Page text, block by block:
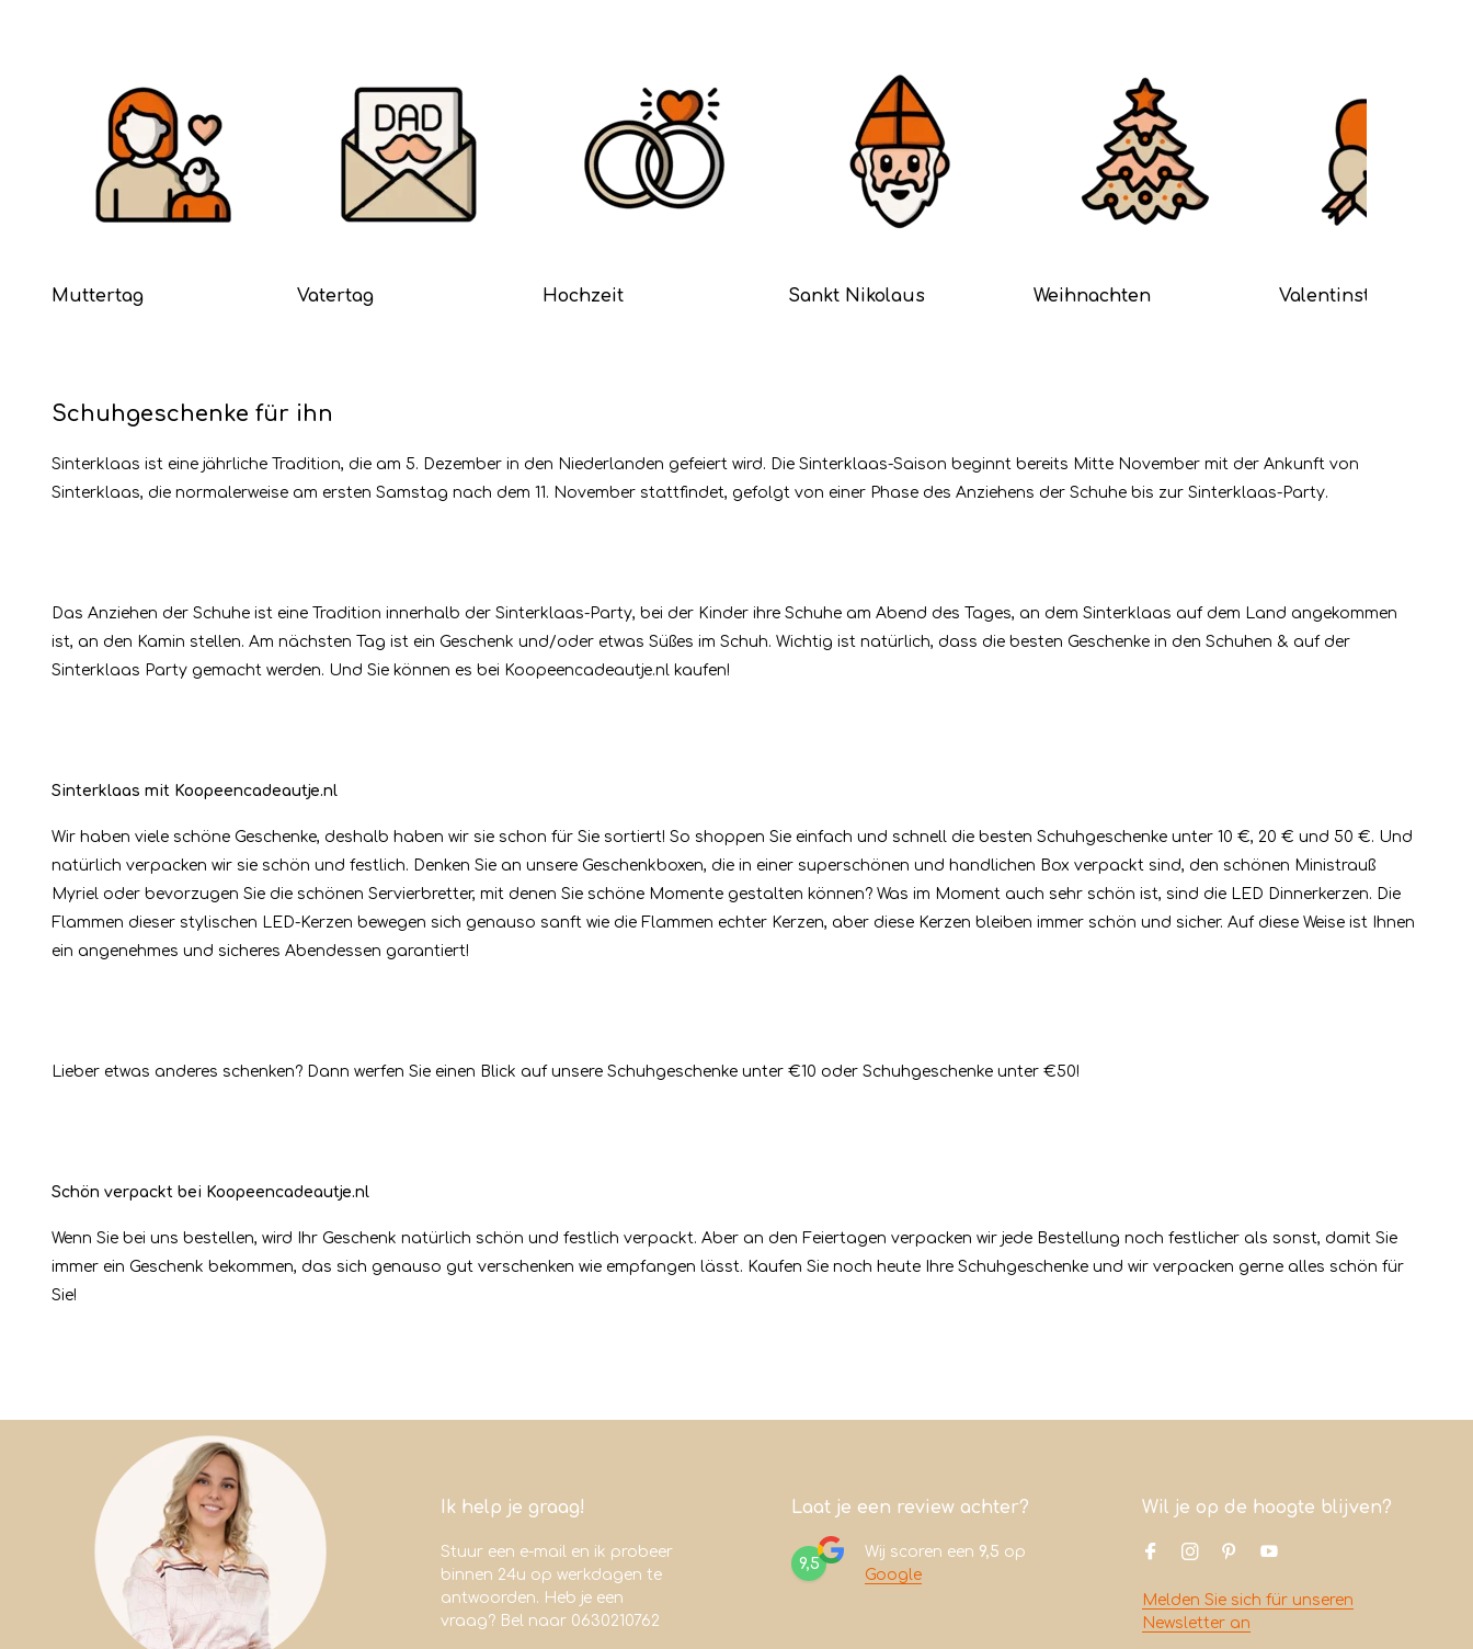
Muttertag Vatertag Hochzeit Sankt Nikolaus Weihnachten Valentinstag
Schuhgeschenke für ihn
Sinterklaas ist eine jährliche Tradition, die am 5. Dezember in den Niederlanden gefeiert wird. Die Sinterklaas-Saison beginnt bereits Mitte November mit der Ankunft von
Sinterklaas, die normalerweise am ersten Samstag nach dem 11. November stattfindet, gefolgt von einer Phase des Anziehens der Schuhe bis zur Sinterklaas-Party.
Das Anziehen der Schuhe ist eine Tradition innerhalb der Sinterklaas-Party, bei der Kinder ihre Schuhe am Abend des Tages, an dem Sinterklaas auf dem Land angekommen
ist, an den Kamin stellen. Am nächsten Tag ist ein Geschenk und/oder etwas Süßes im Schuh. Wichtig ist natürlich, dass die besten Geschenke in den Schuhen & auf der
Sinterklaas Party gemacht werden. Und Sie können es bei Koopeencadeautje.nl kaufen!
Sinterklaas mit Koopeencadeautje.nl
Wir haben viele schöne Geschenke, deshalb haben wir sie schon für Sie sortiert! So shoppen Sie einfach und schnell die besten Schuhgeschenke unter 10 €, 20 € und 50 €. Und
natürlich verpacken wir sie schön und festlich. Denken Sie an unsere Geschenkboxen, die in einer superschönen und handlichen Box verpackt sind, den schönen Ministrauß
Myriel oder bevorzugen Sie die schönen Servierbretter, mit denen Sie schöne Momente gestalten können? Was im Moment auch sehr schön ist, sind die LED Dinnerkerzen. Die
Flammen dieser stylischen LED-Kerzen bewegen sich genauso sanft wie die Flammen echter Kerzen, aber diese Kerzen bleiben immer schön und sicher. Auf diese Weise ist Ihnen
ein angenehmes und sicheres Abendessen garantiert!
Lieber etwas anderes schenken? Dann werfen Sie einen Blick auf unsere Schuhgeschenke unter €10 oder Schuhgeschenke unter €50!
Schön verpackt bei Koopeencadeautje.nl
Wenn Sie bei uns bestellen, wird Ihr Geschenk natürlich schön und festlich verpackt. Aber an den Feiertagen verpacken wir jede Bestellung noch festlicher als sonst, damit Sie
immer ein Geschenk bekommen, das sich genauso gut verschenken wie empfangen lässt. Kaufen Sie noch heute Ihre Schuhgeschenke und wir verpacken gerne alles schön für
Sie!
Ik help je graag!
Stuur een e-mail en ik probeer
binnen 24u op werkdagen te
antwoorden. Heb je een
vraag? Bel naar 0630210762
Laat je een review achter?
9,5
Wij scoren een 9,5 op
Google
Wil je op de hoogte blijven?
Melden Sie sich für unseren
Newsletter an